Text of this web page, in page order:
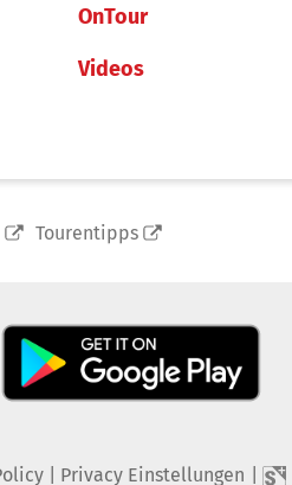
OnTour
Videos
Tourentipps
| Privacy Einstellungen